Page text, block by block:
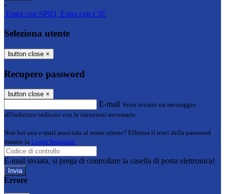
-
Entra con SPID Entra con CIE
Seleziona utente
button close ×
Recupero password
button close ×
E-mail Verrà inviato un messaggio
all'indirizzo indicato con le istruzioni necessarie.
Non hai una e-mail associata al nome utente? Effettua il reset della password
tramite la Login Spaggiari
E-mail inviata, si prega di controllare la casella di posta elettronica!
Errore